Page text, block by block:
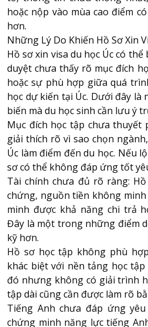
hoặc nộp vào mùa cao điểm
hơn.
Những Lý Do Khiến Hồ Sơ Xin
Hồ sơ xin visa du học Úc có
duyệt chưa thấy rõ mục đích
hoặc sự phù hợp giữa quá
học dự kiến tại Úc. Dưới đây
biến mà du học sinh cần lưu ý
Mục đích học tập chưa
giải thích rõ vì sao chọn
Úc làm điểm đến du học. Nếu
sơ có thể không đáp ứng tốt
Tài chính chưa đủ rõ ràng:
chứng, nguồn tiền không
minh được khả năng chi trả
Đây là một trong những điểm
kỹ hơn.
Hồ sơ học tập không phù
khác biệt với nền tảng học
đó nhưng không có giải trình
tập dài cũng cần được làm rõ
Tiếng Anh chưa đáp ứng
chứng minh năng lực tiếng